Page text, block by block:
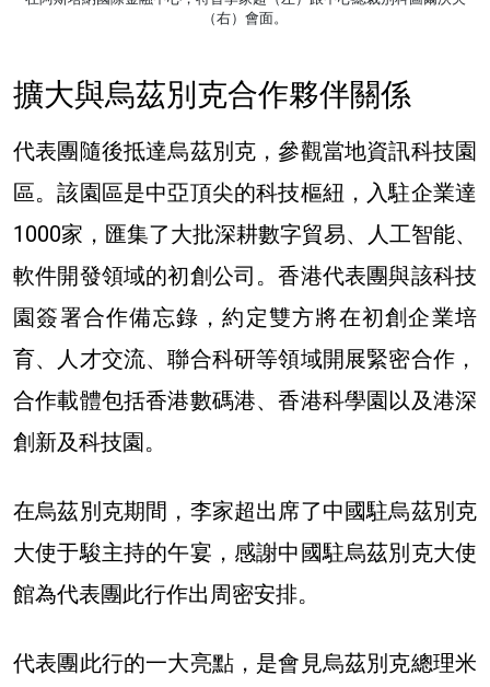
（右）會面。
擴大與烏茲別克合作夥伴關係
代表團隨後抵達烏茲別克，參觀當地資訊科技園
區。該園區是中亞頂尖的科技樞紐，入駐企業達
1000家，匯集了大批深耕數字貿易、人工智能、
軟件開發領域的初創公司。香港代表團與該科技
園簽署合作備忘錄，約定雙方將在初創企業培
育、人才交流、聯合科研等領域開展緊密合作，
合作載體包括香港數碼港、香港科學園以及港深
創新及科技園。
在烏茲別克期間，李家超出席了中國駐烏茲別克
大使于駿主持的午宴，感謝中國駐烏茲別克大使
館為代表團此行作出周密安排。
代表團此行的一大亮點，是會見烏茲別克總理米